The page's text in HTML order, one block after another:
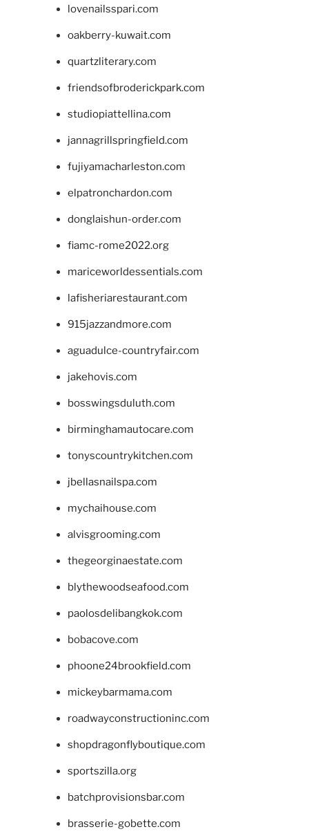
lovenailsspari.com
oakberry-kuwait.com
quartzliterary.com
friendsofbroderickpark.com
studiopiattellina.com
jannagrillspringfield.com
fujiyamacharleston.com
elpatronchardon.com
donglaishun-order.com
fiamc-rome2022.org
mariceworldessentials.com
lafisheriarestaurant.com
915jazzandmore.com
aguadulce-countryfair.com
jakehovis.com
bosswingsduluth.com
birminghamautocare.com
tonyscountrykitchen.com
jbellasnailspa.com
mychaihouse.com
alvisgrooming.com
thegeorginaestate.com
blythewoodseafood.com
paolosdelibangkok.com
bobacove.com
phoone24brookfield.com
mickeybarmama.com
roadwayconstructioninc.com
shopdragonflyboutique.com
sportszilla.org
batchprovisionsbar.com
brasserie-gobette.com